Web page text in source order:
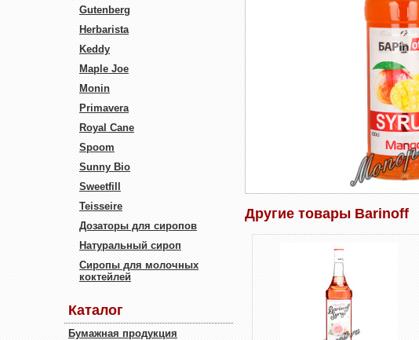
Gutenberg
Herbarista
Keddy
Maple Joe
Monin
Primavera
Royal Cane
Spoom
Sunny Bio
Sweetfill
Teisseire
Дозаторы для сиропов
Натуральный сироп
Сиропы для молочных
коктейлей
Каталог
Бумажная продукция
Другие товары Barinoff